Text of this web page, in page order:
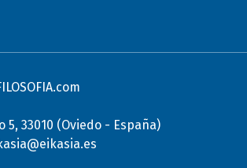
5, 33010 (Oviedo - España)